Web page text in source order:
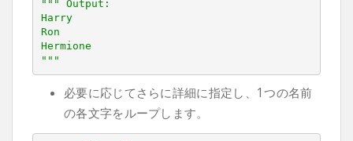
""" Output:
Harry
Ron
Hermione
"""
必要に応じてさらに詳細に指定し、1つの名前
の各文字をループします。